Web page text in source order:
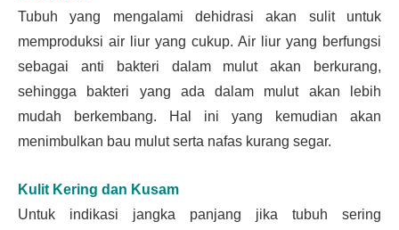
Tubuh yang mengalami dehidrasi akan sulit untuk
memproduksi air liur yang cukup. Air liur yang berfungsi
sebagai anti bakteri dalam mulut akan berkurang,
sehingga bakteri yang ada dalam mulut akan lebih
mudah berkembang. Hal ini yang kemudian akan
menimbulkan bau mulut serta nafas kurang segar.
Kulit Kering dan Kusam
Untuk indikasi jangka panjang jika tubuh sering